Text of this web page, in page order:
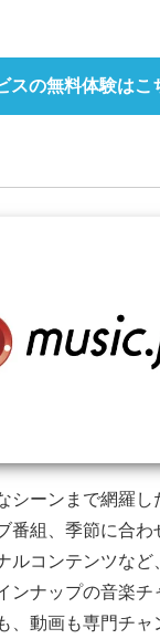
スの無料体験はこ
シーンまで網羅し
番組、季節に合
ルコンテンツな
ンナップの音楽チ
、動画も専門チ